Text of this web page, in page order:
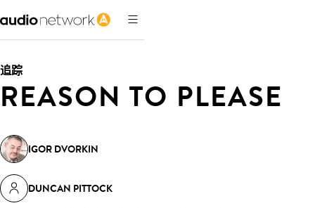
追踪
REASON TO PLEASE
IGOR DVORKIN
DUNCAN PITTOCK